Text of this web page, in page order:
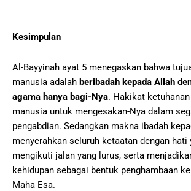
Kesimpulan
Al-Bayyinah ayat 5 menegaskan bahwa
manusia adalah beribadah kepada Allah
agama hanya bagi-Nya. Hakikat
manusia untuk mengesakan-Nya dalam
pengabdian. Sedangkan makna ibadah
menyerahkan seluruh ketaatan dengan hati
mengikuti jalan yang lurus, serta
kehidupan sebagai bentuk penghambaan
Maha Esa.